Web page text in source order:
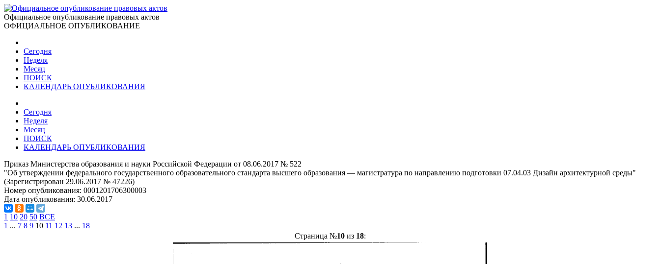
Официальное опубликование правовых актов
ОФИЦИАЛЬНОЕ ОПУБЛИКОВАНИЕ
Сегодня
Неделя
Месяц
ПОИСК
КАЛЕНДАРЬ ОПУБЛИКОВАНИЯ
Сегодня
Неделя
Месяц
ПОИСК
КАЛЕНДАРЬ ОПУБЛИКОВАНИЯ
Приказ Министерства образования и науки Российской Федерации от 08.06.2017 № 522
"Об утверждении федерального государственного образовательного стандарта высшего образования — магистратура по направлению подготовки 07.04.03 Дизайн архитектурной среды"
(Зарегистрирован 29.06.2017 № 47226)
Номер опубликования: 0001201706300003
Дата опубликования: 30.06.2017
1 10 20 50 ВСЕ
1 ... 7 8 9 10 11 12 13 ... 18
Страница №10из 18: